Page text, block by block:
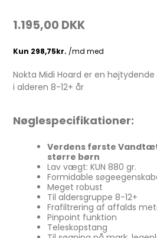
1.195,00 DKK
Nokta Midi Hoard er en
i alderen 8-12+ år
Nøglespecifikationer:
Verdens første
større børn
Lav vægt: KUN 880 gr.
Formidable
Meget robust
Til aldersgruppe 8-12+
Frafiltrering af affalds
Pinpoint funktion
Teleskopstang